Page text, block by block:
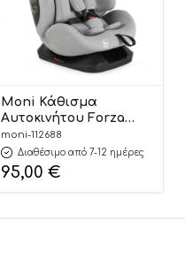
Moni Κάθισμα
Αυτοκινήτου Forza
Dark Grey 40-150cm
3801005153725
moni-112688
Διαθέσιμο από 7-12 ημέρες
95,00 €